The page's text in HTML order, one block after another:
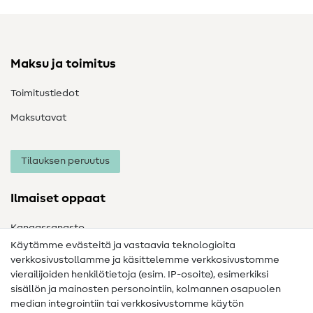
Maksu ja toimitus
Toimitustiedot
Maksutavat
Tilauksen peruutus
Ilmaiset oppaat
Kangassanasto
Ompelusanasto
Ompeluohjeet
Apua ja yhteystiedot
Käytämme evästeitä ja vastaavia teknologioita
verkkosivustollamme ja käsittelemme verkkosivustomme
vierailijoiden henkilötietoja (esim. IP-osoite), esimerkiksi
sisällön ja mainosten personointiin, kolmannen osapuolen
median integrointiin tai verkkosivustomme käytön